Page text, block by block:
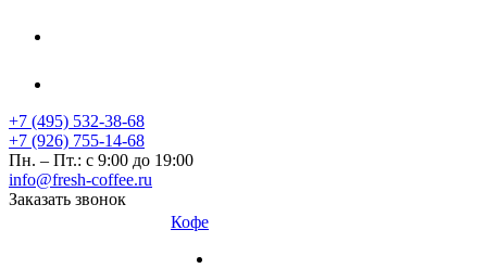
+7 (495) 532-38-68
+7 (926) 755-14-68
Пн. – Пт.: с 9:00 до 19:00
info@fresh-coffee.ru
Заказать звонок
Кофе